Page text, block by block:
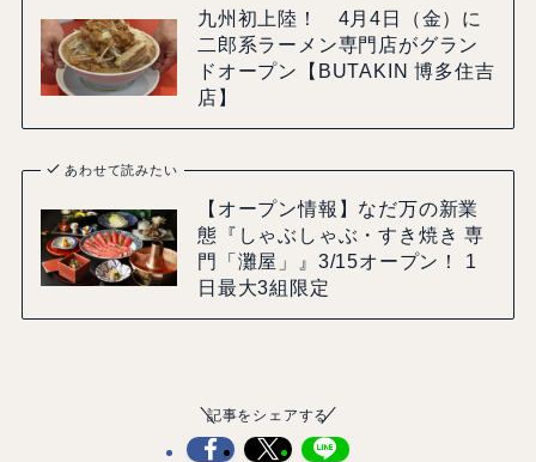
九州初上陸！ 4月4日（金）に
二郎系ラーメン専門店がグラン
ドオープン【BUTAKIN 博多住吉
店】
あわせて読みたい
【オープン情報】なだ万の新業
態『しゃぶしゃぶ・すき焼き 専
門「灘屋」』3/15オープン！ 1
日最大3組限定
記事をシェアする